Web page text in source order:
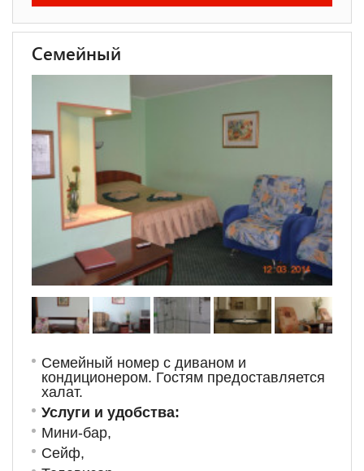
Семейный
Семейный номер с диваном и
кондиционером. Гостям предоставляется
халат.
Услуги и удобства:
Мини-бар,
Сейф,